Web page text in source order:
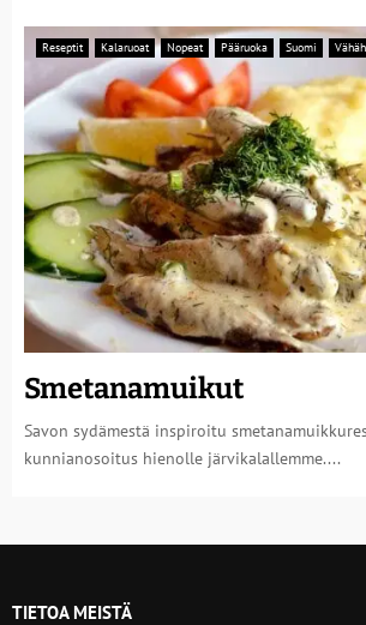
Reseptit Kalaruoat Nopeat Pääruoka Suomi
Smetanamuikut
Savon sydämestä inspiroitu
kunnianosoitus hienolle järvikalallemme....
TIETOA MEISTÄ